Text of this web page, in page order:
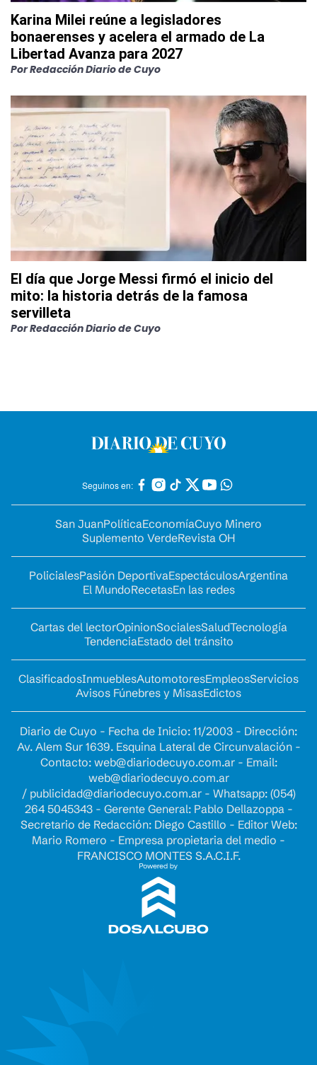
Karina Milei reúne a legisladores
bonaerenses y acelera el armado de La
Libertad Avanza para 2027
PorRedacción Diario de Cuyo
El día que Jorge Messi firmó el inicio del
mito: la historia detrás de la famosa
servilleta
PorRedacción Diario de Cuyo
Seguinos en:
San JuanPolíticaEconomíaCuyo Minero
Suplemento VerdeRevista OH
PolicialesPasión DeportivaEspectáculosArgentina
El MundoRecetasEn las redes
Cartas del lectorOpinionSocialesSaludTecnología
TendenciaEstado del tránsito
ClasificadosInmueblesAutomotoresEmpleosServicios
Avisos Fúnebres y MisasEdictos
Diario de Cuyo - Fecha de Inicio: 11/2003 - Dirección:
Av. Alem Sur 1639. Esquina Lateral de Circunvalación -
Contacto: web@diariodecuyo.com.ar- Email:
web@diariodecuyo.com.ar
/ publicidad@diariodecuyo.com.ar- Whatsapp: (054)
264 5045343 - Gerente General: Pablo Dellazoppa -
Secretario de Redacción: Diego Castillo - Editor Web:
Mario Romero - Empresa propietaria del medio -
FRANCISCO MONTES S.A.C.I.F.